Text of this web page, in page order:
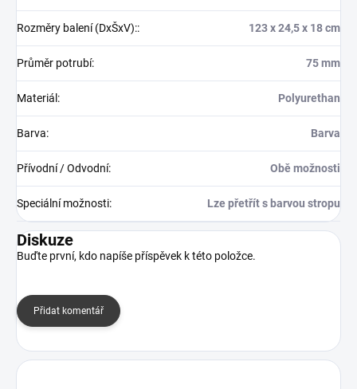
Rozměry balení (DxŠxV):: 123 x 24,5 x 18 cm
Průměr potrubí: 75 mm
Materiál : Polyurethan
Barva: Barva
Přívodní / Odvodní: Obě možnosti
Speciální možnosti: Lze přetřít s barvou stropu
Diskuze
Buďte první, kdo napíše příspěvek k této položce.
Přidat komentář